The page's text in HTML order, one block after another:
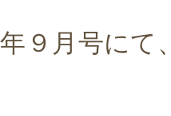
年９月号に